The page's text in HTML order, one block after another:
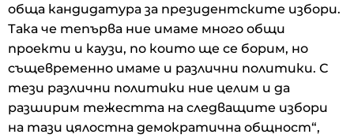
обща кандидатура за президентските избори.
Така че тепърва ние имаме много общи
проекти и каузи, по които ще се борим, но
същевременно имаме и различни политики. С
тези различни политики ние целим и да
разширим тежестта на следващите избори
на тази цялостна демократична общност“,